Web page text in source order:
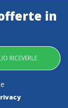
in
RICEVERLE